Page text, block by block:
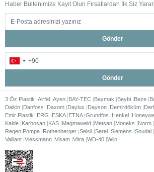
Haber Bültenimize Kayıt Olun Fırsatlardan İlk Siz
Gönder
Gönder
3 Öz Plastik Airfel Ayen BAY-TEC Baymak Beybi Beze
Daikin Danfoss Daxom Daylux Dayson Demirdöküm
Emir Plastik
ERG ESKA ETNA Grundfos Henkel
Kalde Karbosan KAS Magmaweld Metsan Moneks Norm
Regen Pompa Rothenberger Selsil Serel Siemens Soudal
Vaillant Viessmann Visam Vitra WD-40 Wilo